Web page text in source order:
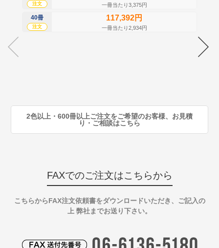
注文 一冊当たり3,375円
40冊
注文
117,392円
一冊当たり2,934円
2色以上・600冊以上ご注文をご希望のお客様、お見積
り・ご相談はこちら
FAXでのご注文はこちらから
こちらからFAX注文依頼書をダウンロードいただき、ご記入の
上 弊社までお送り下さい。